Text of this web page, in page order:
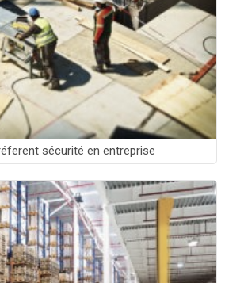
sécurité en entreprise